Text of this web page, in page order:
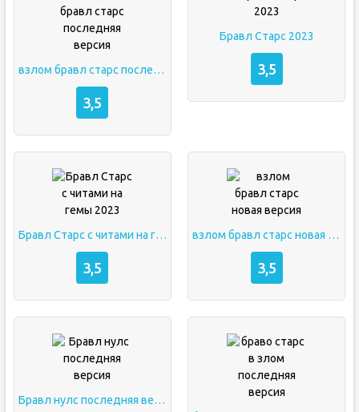
взлом бравл старс последняя версия
3,5
Бравл Старс 2023
3,5
Бравл Старс с читами на гемы 2023
3,5
взлом бравл старс новая версия
3,5
Бравл нулс последняя версия